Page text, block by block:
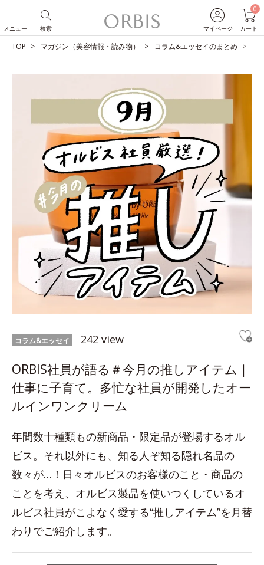
マイページ
0
カート
検索
メニュー
TOP マガジン（美容情報・読み物） コラム&エッセイのまとめ
コラム&エッセイ 242 view
ORBIS社員が語る＃今月の推しアイテム｜
仕事に子育て。多忙な社員が開発したオー
ルインワンクリーム
年間数十種類もの新商品・限定品が登場するオル
ビス。それ以外にも、知る人ぞ知る隠れ名品の
数々が…！日々オルビスのお客様のこと・商品の
ことを考え、オルビス製品を使いつくしているオ
ルビス社員がこよなく愛する“推しアイテム”を月替
わりでご紹介します。